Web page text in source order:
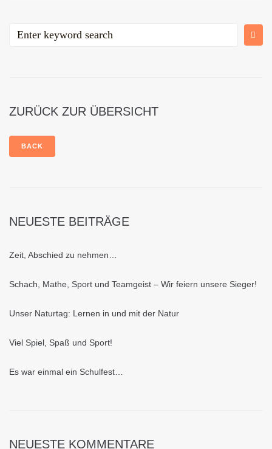
ZURÜCK ZUR ÜBERSICHT
NEUESTE BEITRÄGE
Zeit, Abschied zu nehmen…
Schach, Mathe, Sport und Teamgeist – Wir feiern unsere Sieger!
Unser Naturtag: Lernen in und mit der Natur
Viel Spiel, Spaß und Sport!
Es war einmal ein Schulfest…
NEUESTE KOMMENTARE